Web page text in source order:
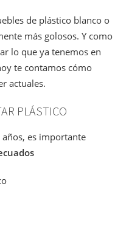
de plástico blanco o
más golosos. Y como
lo que ya tenemos en
te contamos cómo
actuales.
PLÁSTICO
es importante